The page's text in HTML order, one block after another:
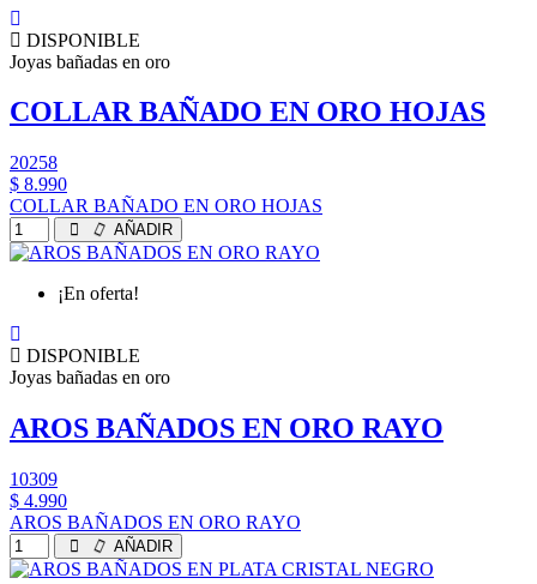
DISPONIBLE
Joyas bañadas en oro
COLLAR BAÑADO EN ORO HOJAS
20258
$ 8.990
COLLAR BAÑADO EN ORO HOJAS
AÑADIR
¡En oferta!
DISPONIBLE
Joyas bañadas en oro
AROS BAÑADOS EN ORO RAYO
10309
$ 4.990
AROS BAÑADOS EN ORO RAYO
AÑADIR